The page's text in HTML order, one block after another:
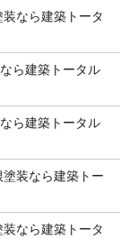
なら建築トータ
ら建築トータル
ら建築トータル
装なら建築トー
なら建築トータ